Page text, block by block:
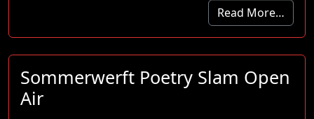
Read More…
Sommerwerft Poetry Slam Open
Air